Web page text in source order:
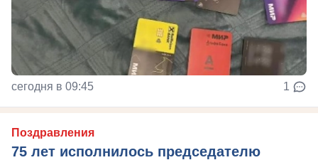
сегодня в 09:45 1
Поздравления
75 лет исполнилось председателю